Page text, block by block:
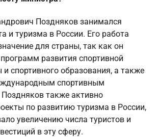
Поздняков занимался
и туризма в России. Его работа
для страны, так как он
развития спортивной
спортивного образования, а также
спортивным
также активно
по развитию туризма в России,
увеличению числа туристов и
в эту сферу.